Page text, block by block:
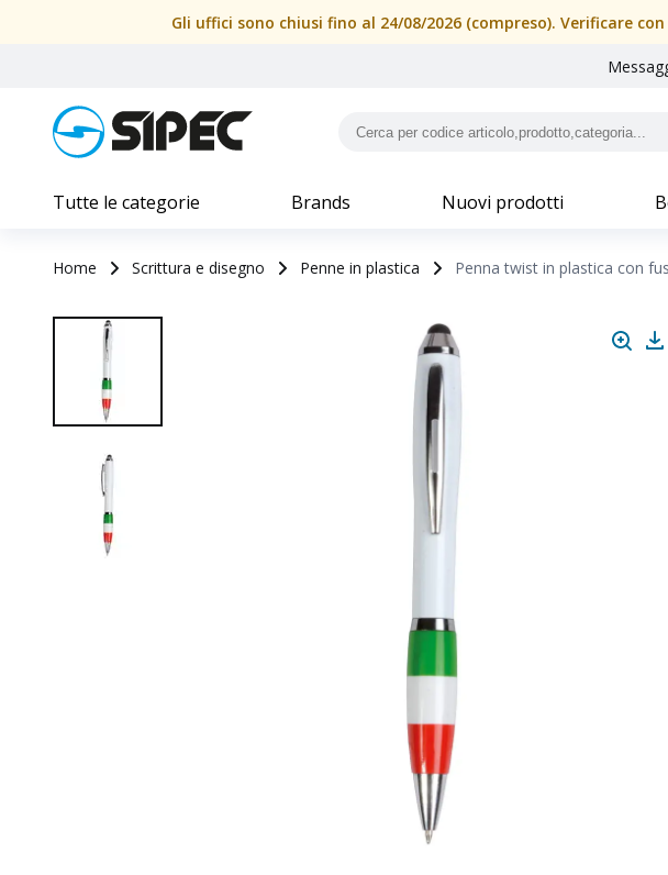
Gli uffici sono chiusi fino al 24/08/2026 (compreso). Verificare
Tutte le categorie Brands Nuovi prodotti
Home Scrittura e disegno Penne in plastica Penna twist in plastica con